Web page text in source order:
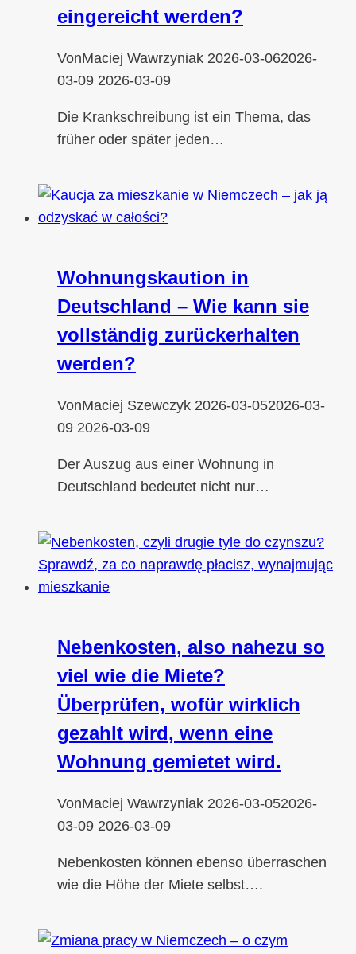
eingereicht werden?
VonMaciej Wawrzyniak 2026-03-062026-
03-09 2026-03-09
Die Krankschreibung ist ein Thema, das
früher oder später jeden…
Wohnungskaution in
Deutschland – Wie kann sie
vollständig zurückerhalten
werden?
VonMaciej Szewczyk 2026-03-052026-03-
09 2026-03-09
Der Auszug aus einer Wohnung in
Deutschland bedeutet nicht nur…
Nebenkosten, also nahezu so
viel wie die Miete?
Überprüfen, wofür wirklich
gezahlt wird, wenn eine
Wohnung gemietet wird.
VonMaciej Wawrzyniak 2026-03-052026-
03-09 2026-03-09
Nebenkosten können ebenso überraschen
wie die Höhe der Miete selbst….